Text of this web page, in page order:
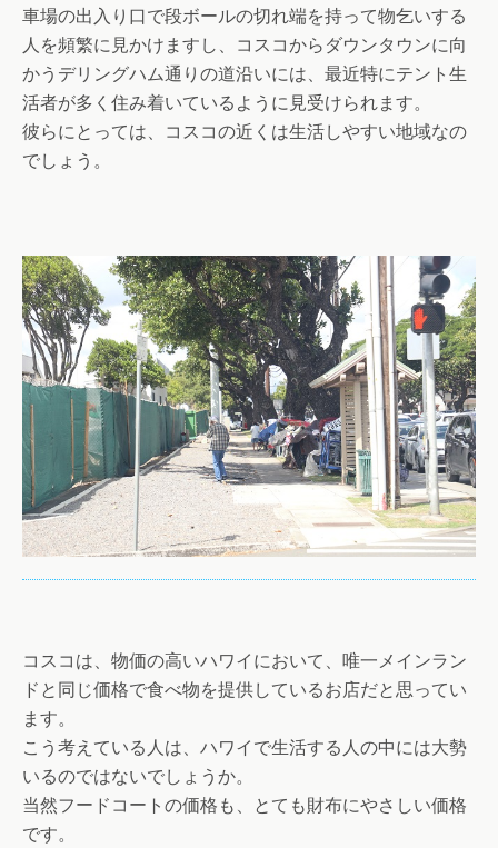
車場の出入り口で段ボールの切れ端を持って物乞いする
人を頻繁に見かけますし、コスコからダウンタウンに向
かうデリングハム通りの道沿いには、最近特にテント生
活者が多く住み着いているように見受けられます。
彼らにとっては、コスコの近くは生活しやすい地域なの
でしょう。
コスコは、物価の高いハワイにおいて、唯一メインラン
ドと同じ価格で食べ物を提供しているお店だと思ってい
ます。
こう考えている人は、ハワイで生活する人の中には大勢
いるのではないでしょうか。
当然フードコートの価格も、とても財布にやさしい価格
です。